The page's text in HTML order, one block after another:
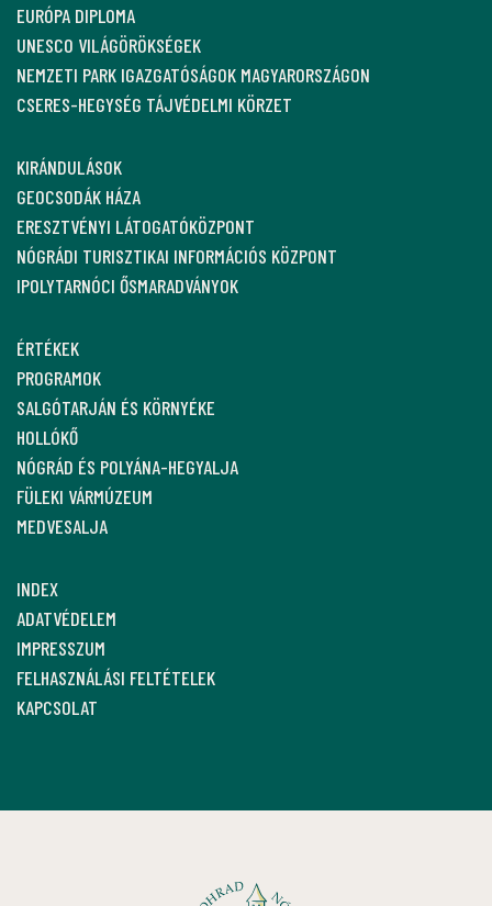
EURÓPA DIPLOMA
UNESCO VILÁGÖRÖKSÉGEK
NEMZETI PARK IGAZGATÓSÁGOK MAGYARORSZÁGON
CSERES-HEGYSÉG TÁJVÉDELMI KÖRZET
KIRÁNDULÁSOK
GEOCSODÁK HÁZA
ERESZTVÉNYI LÁTOGATÓKÖZPONT
NÓGRÁDI TURISZTIKAI INFORMÁCIÓS KÖZPONT
IPOLYTARNÓCI ŐSMARADVÁNYOK
ÉRTÉKEK
PROGRAMOK
SALGÓTARJÁN ÉS KÖRNYÉKE
HOLLÓKŐ
NÓGRÁD ÉS POLYÁNA-HEGYALJA
FÜLEKI VÁRMÚZEUM
MEDVESALJA
INDEX
ADATVÉDELEM
IMPRESSZUM
FELHASZNÁLÁSI FELTÉTELEK
KAPCSOLAT